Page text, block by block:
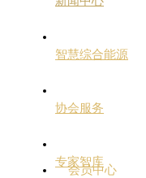
智慧综合能源
协会服务
专家智库
会员中心